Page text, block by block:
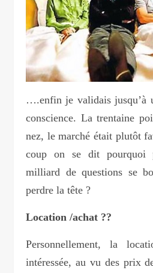
….enfin je validais jusqu’à
conscience. La trentaine
nez, le marché était plutôt
coup on se dit pourquoi
milliard de questions se
perdre la tête ?
Location /achat ??
Personnellement, la
intéressée, au vu des prix